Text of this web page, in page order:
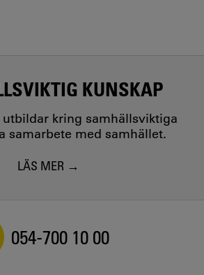
KUNSKAP
utbildar kring samhällsviktiga
samarbete med samhället.
LÄS MER
054-700 10 00